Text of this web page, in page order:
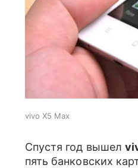
vivo X5 Max
Спустя год вышел
пять банковских